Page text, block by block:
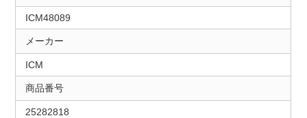
ICM48089
メーカー
ICM
商品番号
25282818